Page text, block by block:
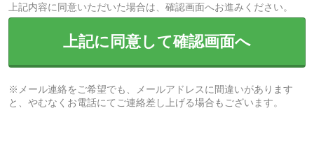
上記内容に同意いただいた場合は、確認画面へお進みください。
上記に同意して確認画面へ
※メール連絡をご希望でも、メールアドレスに間違いがあります
と、やむなくお電話にてご連絡差し上げる場合もございます。